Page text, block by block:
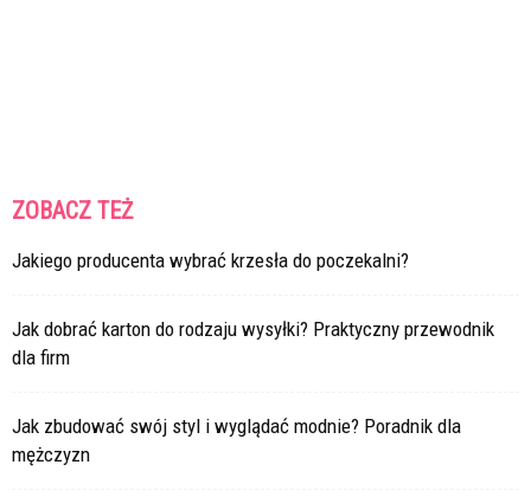
ZOBACZ TEŻ
Jakiego producenta wybrać krzesła do poczekalni?
Jak dobrać karton do rodzaju wysyłki? Praktyczny przewodnik
dla firm
Jak zbudować swój styl i wyglądać modnie? Poradnik dla
mężczyzn